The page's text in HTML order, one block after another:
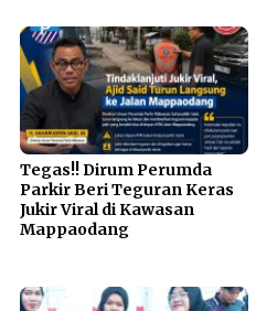
Tegas!! Dirum Perumda
Parkir Beri Teguran Keras
Jukir Viral di Kawasan
Mappaodang